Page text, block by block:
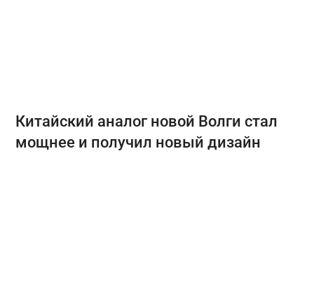
Китайский аналог новой Волги стал
мощнее и получил новый дизайн